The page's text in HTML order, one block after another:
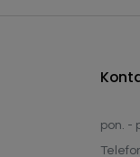
pon. -